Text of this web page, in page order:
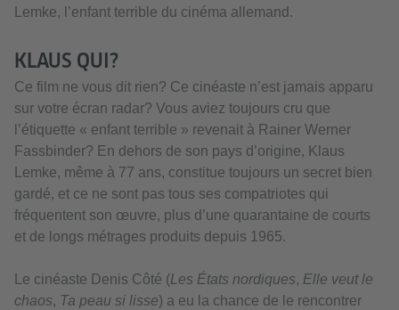
Lemke, l’enfant terrible du cinéma allemand.
KLAUS QUI?
Ce film ne vous dit rien? Ce cinéaste n’est jamais apparu
sur votre écran radar? Vous aviez toujours cru que
l’étiquette « enfant terrible » revenait à Rainer Werner
Fassbinder? En dehors de son pays d’origine, Klaus
Lemke, même à 77 ans, constitue toujours un secret bien
gardé, et ce ne sont pas tous ses compatriotes qui
fréquentent son œuvre, plus d’une quarantaine de courts
et de longs métrages produits depuis 1965.
Le cinéaste Denis Côté (Les États nordiques, Elle veut le
chaos, Ta peau si lisse) a eu la chance de le rencontrer